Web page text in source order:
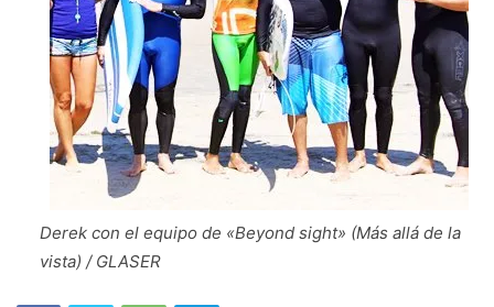
Derek con el equipo de «Beyond sight» (Más allá de la
vista) / GLASER